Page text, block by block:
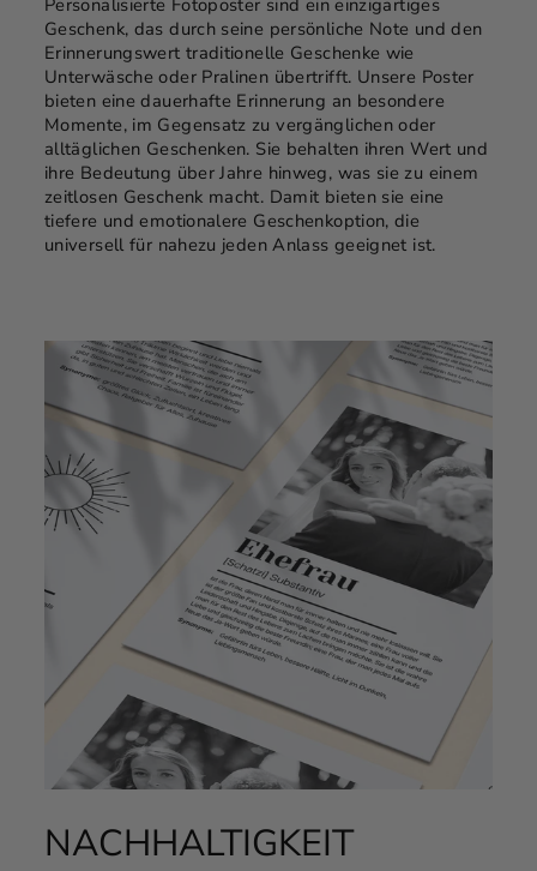
Geschenk, das durch seine persönliche Note und den
Erinnerungswert traditionelle Geschenke wie
Unterwäsche oder Pralinen übertrifft. Unsere Poster
bieten eine dauerhafte Erinnerung an besondere
Momente, im Gegensatz zu vergänglichen oder
alltäglichen Geschenken. Sie behalten ihren Wert und
ihre Bedeutung über Jahre hinweg, was sie zu einem
zeitlosen Geschenk macht. Damit bieten sie eine
tiefere und emotionalere Geschenkoption, die
universell für nahezu jeden Anlass geeignet ist.
NACHHALTIGKEIT